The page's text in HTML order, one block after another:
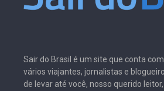
Sair do Brasil é um site que conta
vários viajantes, jornalistas e
de levar até você, nosso querido